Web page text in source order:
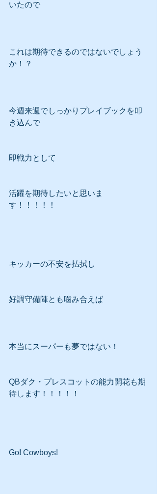
いたので
これは期待できるのではないでしょう
か！？
今週来週でしっかりプレイブックを叩
き込んで
即戦力として
活躍を期待したいと思いま
す！！！！！
キッカーの不安を払拭し
好調守備陣とも噛み合えば
本当にスーパーも夢ではない！
QBダク・プレスコットの能力開花も期
待します！！！！！
Go! Cowboys!